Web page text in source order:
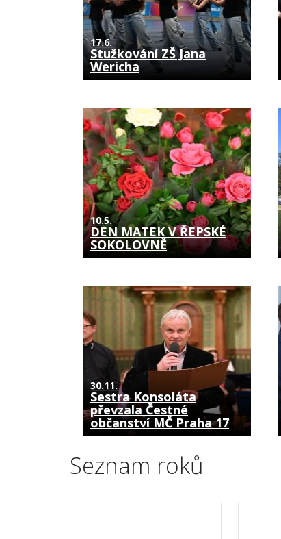
17.6.
Stužkování ZŠ Jana
Wericha
10.5.
DEN MATEK V ŘEPSKÉ
SOKOLOVNĚ
30.11.
Sestra Konsoláta
převzala Čestné
občanství MČ Praha 17
Seznam roků